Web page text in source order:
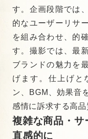
す。企画段階では
的なユーザーリサ
を組み合わせ、的
す。撮影では、最
ブランドの魅力を
げます。仕上げと
ン、BGM、効果音
感情に訴求する高品
複雑な商品・サ
直感的に